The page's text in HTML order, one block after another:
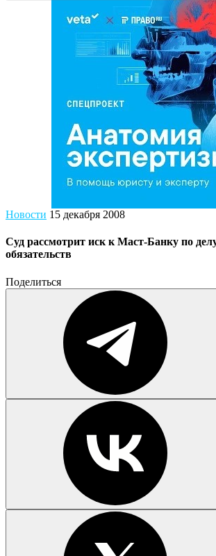
Новости 15 декабря 2008
Суд рассмотрит иск к Маст-Банку по
обязательств
Поделиться